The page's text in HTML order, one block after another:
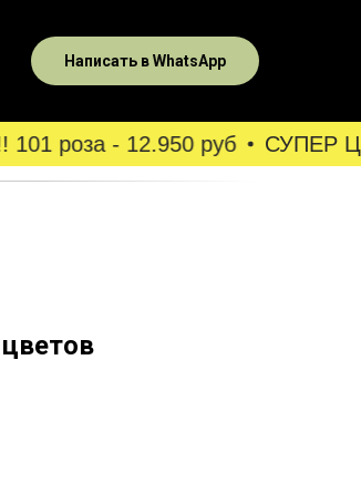
Написать в WhatsApp
роза - 12.950 руб СУПЕР